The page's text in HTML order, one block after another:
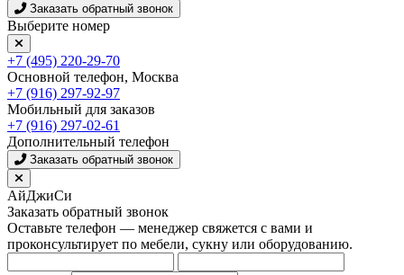
Заказать обратный звонок
Выберите номер
+7 (495) 220-29-70
Основной телефон, Москва
+7 (916) 297-92-97
Мобильный для заказов
+7 (916) 297-02-61
Дополнительный телефон
Заказать обратный звонок
АйДжиСи
Заказать обратный звонок
Оставьте телефон — менеджер свяжется с вами и
проконсультирует по мебели, сукну или оборудованию.